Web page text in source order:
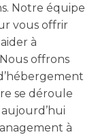
Notre équipe
vous offrir
à
offrons
se déroule
à